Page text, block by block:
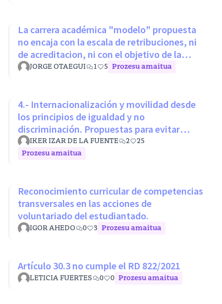
La carrera académica "modelo" propuesta
no encaja con la escala de retribuciones, ni
de acreditacion, ni con el objetivo de la
LOSUJORGE OTAEGUI 1 5 Prozesu amaitua
4.- Internacionalización y movilidad desde
los principios de igualdad y no
discriminación. Propuestas para evitar
desigualdades estructurales
IKER IZAR DE LA FUENTE 2
25
Prozesu amaitua
Reconocimiento curricular de competencias
transversales en las acciones de
voluntariado del estudiantado.
IGOR AHEDO 0 3 Prozesu amaitua
Artículo 30.3 no cumple el RD 822/2021
LETICIA FUERTES 0 0 Prozesu amaitua